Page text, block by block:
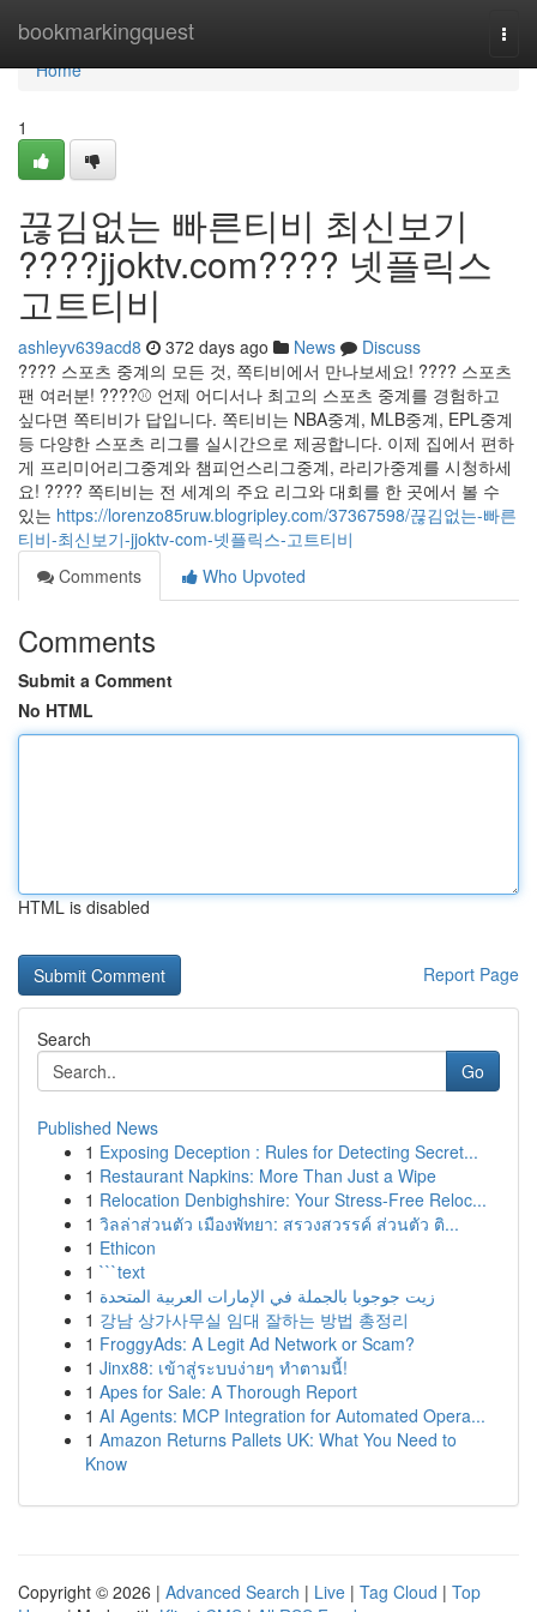
bookmarkingquest
Home
Home
1
끊김없는 빠른티비 최신보기
????jjoktv.com???? 넷플릭스
고트티비
ashleyv639acd8 372 days ago News
Discuss
???? 스포츠 중계의 모든 것, 쪽티비에서 만나보세요! ???? 스포츠
팬 여러분! ????⚾ 언제 어디서나 최고의 스포츠 중계를 경험하고
싶다면 쪽티비가 답입니다. 쪽티비는 NBA중계, MLB중계, EPL중계
등 다양한 스포츠 리그를 실시간으로 제공합니다. 이제 집에서 편하
게 프리미어리그중계와 챔피언스리그중계, 라리가중계를 시청하세
요! ???? 쪽티비는 전 세계의 주요 리그와 대회를 한 곳에서 볼 수
있는 https://lorenzo85ruw.blogripley.com/37367598/끊김없는-빠른
티비-최신보기-jjoktv-com-넷플릭스-고트티비
Comments
Who Upvoted
Comments
Submit a Comment
No HTML
HTML is disabled
Report Page
Search
Go
Published News
1 Exposing Deception : Rules for Detecting Secret...
1 Restaurant Napkins: More Than Just a Wipe
1 Relocation Denbighshire: Your Stress-Free Reloc...
1 วิลล่าส่วนตัว เมืองพัทยา: สรวงสวรรค์ ส่วนตัว ติ...
1 Ethicon
1 ```text
1 زيت جوجوبا بالجملة في الإمارات العربية المتحدة
1 강남 상가사무실 임대 잘하는 방법 총정리
1 FroggyAds: A Legit Ad Network or Scam?
1 Jinx88: เข้าสู่ระบบง่ายๆ ทำตามนี้!
1 Apes for Sale: A Thorough Report
1 AI Agents: MCP Integration for Automated Opera...
1 Amazon Returns Pallets UK: What You Need to
Know
Copyright © 2026 | Advanced Search | Live | Tag Cloud | Top